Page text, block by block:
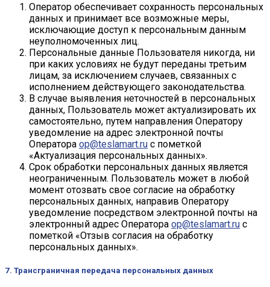
Оператор обеспечивает сохранность персональных
данных и принимает все возможные меры,
исключающие доступ к персональным данным
неуполномоченных лиц.
Персональные данные Пользователя никогда, ни
при каких условиях не будут переданы третьим
лицам, за исключением случаев, связанных с
исполнением действующего законодательства.
В случае выявления неточностей в персональных
данных, Пользователь может актуализировать их
самостоятельно, путем направления Оператору
уведомление на адрес электронной почты
Оператора op@teslamart.ru с пометкой
«Актуализация персональных данных».
Срок обработки персональных данных является
неограниченным. Пользователь может в любой
момент отозвать свое согласие на обработку
персональных данных, направив Оператору
уведомление посредством электронной почты на
электронный адрес Оператора op@teslamart.ru с
пометкой «Отзыв согласия на обработку
персональных данных».
7. Трансграничная передача персональных данных